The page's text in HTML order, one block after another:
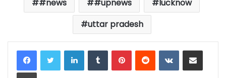
#news
#upnews
lucknow
uttar pradesh
LinkedInTumblrPinterestReddit VKontakteShare via Email
Print